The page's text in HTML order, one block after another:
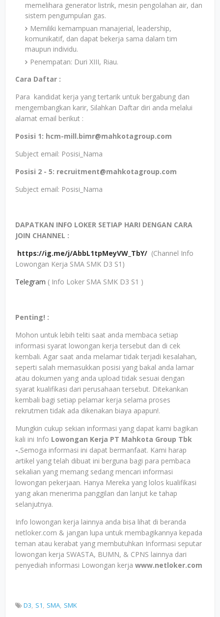
memelihara generator listrik, mesin pengolahan air, dan
sistem pengumpulan gas.
Memiliki kemampuan manajerial, leadership,
komunikatif, dan dapat bekerja sama dalam tim
maupun individu.
Penempatan: Duri XIII, Riau.
Cara Daftar :
Para kandidat kerja yang tertarik untuk bergabung dan
mengembangkan karir, Silahkan Daftar diri anda melalui
alamat email berikut :
Posisi 1: hcm-mill.bimr@mahkotagroup.com
Subject email: Posisi_Nama
Posisi 2 - 5: recruitment@mahkotagroup.com
Subject email: Posisi_Nama
DAPATKAN INFO LOKER SETIAP HARI DENGAN CARA
JOIN CHANNEL :
https://ig.me/j/AbbL1tpMeyVW_TbY/ (Channel Info
Lowongan Kerja SMA SMK D3 S1)
Telegram ( Info Loker SMA SMK D3 S1 )
Penting! :
Mohon untuk lebih teliti saat anda membaca setiap
informasi syarat lowongan kerja tersebut dan di cek
kembali. Agar saat anda melamar tidak terjadi kesalahan,
seperti salah memasukkan posisi yang bakal anda lamar
atau dokumen yang anda upload tidak sesuai dengan
syarat kualifikasi dari perusahaan tersebut. Ditekankan
kembali bagi setiap pelamar kerja selama proses
rekrutmen tidak ada dikenakan biaya apapun!.
Mungkin cukup sekian informasi yang dapat kami bagikan
kali ini Info Lowongan Kerja PT Mahkota Group Tbk
-.Semoga informasi ini dapat bermanfaat. Kami harap
artikel yang telah dibuat ini berguna bagi para pembaca
sekalian yang memang sedang mencari informasi
lowongan pekerjaan. Hanya Mereka yang lolos kualifikasi
yang akan menerima panggilan dan lanjut ke tahap
selanjutnya.
Info lowongan kerja lainnya anda bisa lihat di beranda
netloker.com & jangan lupa untuk membagikannya kepada
teman atau kerabat yang membutuhkan Informasi seputar
lowongan kerja SWASTA, BUMN, & CPNS lainnya dari
penyediah informasi Lowongan kerja www.netloker.com
D3 S1 SMA SMK